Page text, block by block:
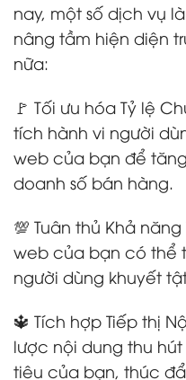
nay, một số dịch vụ
nâng tầm hiện diện
nữa:
🚩 Tối ưu hóa Tỷ lệ
tích hành vi người
web của bạn để
doanh số bán hàng.
💯 Tuân thủ Khả
web của bạn có thể
người dùng khuyết
🔱 Tích hợp Tiếp thị
lược nội dung thu
tiêu của bạn, thúc